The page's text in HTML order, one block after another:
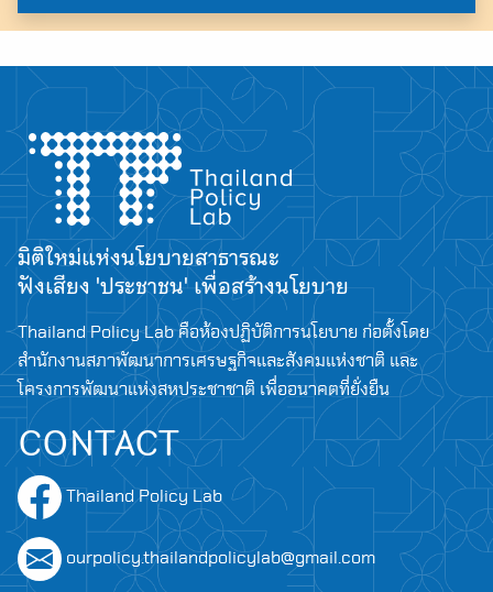
Search
for:
มิติใหม่แห่งนโยบายสาธารณะ
ฟังเสียง 'ประชาชน' เพื่อสร้างนโยบาย
Thailand Policy Lab คือห้องปฏิบัติการนโยบาย ก่อตั้งโดย
สำนักงานสภาพัฒนาการเศรษฐกิจและสังคมแห่งชาติ และ
โครงการพัฒนาแห่งสหประชาชาติ เพื่ออนาคตที่ยั่งยืน
CONTACT
Thailand Policy Lab
ourpolicy.thailandpolicylab@gmail.com